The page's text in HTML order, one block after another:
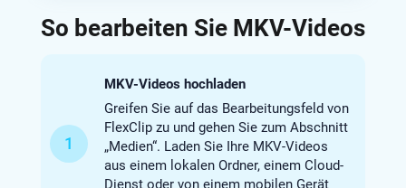
So bearbeiten Sie MKV-Videos
1
MKV-Videos hochladen
Greifen Sie auf das Bearbeitungsfeld von
FlexClip zu und gehen Sie zum Abschnitt
„Medien“. Laden Sie Ihre MKV-Videos
aus einem lokalen Ordner, einem Cloud-
Dienst oder von einem mobilen Gerät